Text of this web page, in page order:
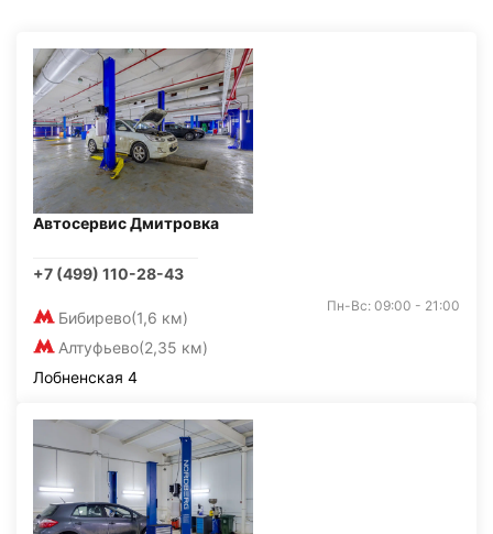
Автосервис Дмитровка
+7 (499) 110-28-43
Бибирево(1,6 км)
Алтуфьево(2,35 км)
Пн-Вс: 09:00 - 21:00
Лобненская 4